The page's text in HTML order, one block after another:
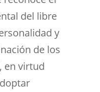
del libre
y
de los
en virtud